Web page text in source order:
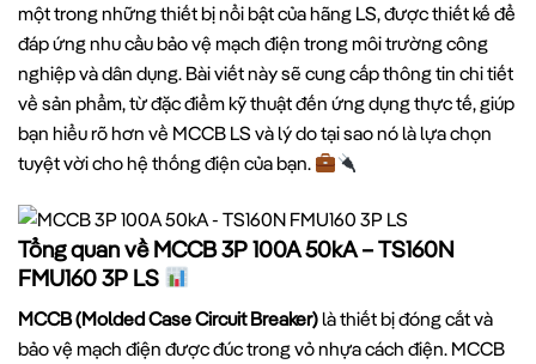
một trong những thiết bị nổi bật của hãng LS, được thiết kế để
đáp ứng nhu cầu bảo vệ mạch điện trong môi trường công
nghiệp và dân dụng. Bài viết này sẽ cung cấp thông tin chi tiết
về sản phẩm, từ đặc điểm kỹ thuật đến ứng dụng thực tế, giúp
bạn hiểu rõ hơn về MCCB LS và lý do tại sao nó là lựa chọn
tuyệt vời cho hệ thống điện của bạn.
Tổng quan về MCCB 3P 100A 50kA – TS160N
FMU160 3P LS
MCCB (Molded Case Circuit Breaker) là thiết bị đóng cắt và
bảo vệ mạch điện được đúc trong vỏ nhựa cách điện. MCCB